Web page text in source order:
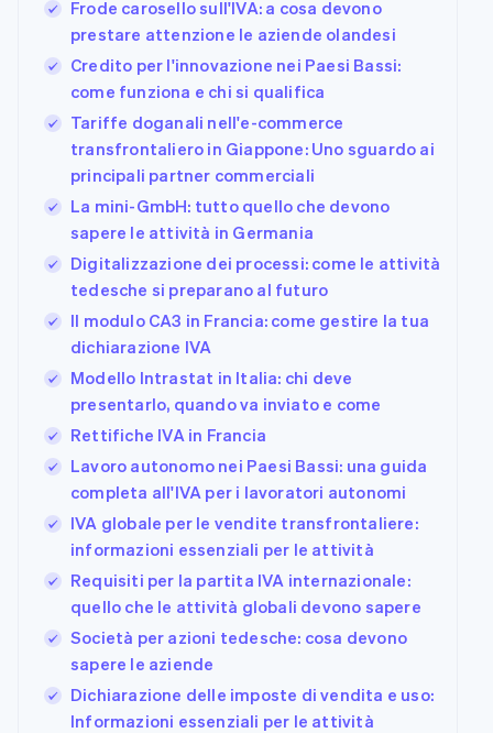
Frode carosello sull'IVA: a cosa devono
prestare attenzione le aziende olandesi
Credito per l'innovazione nei Paesi Bassi:
come funziona e chi si qualifica
Tariffe doganali nell'e-commerce
transfrontaliero in Giappone: Uno sguardo ai
principali partner commerciali
La mini-GmbH: tutto quello che devono
sapere le attività in Germania
Digitalizzazione dei processi: come le attività
tedesche si preparano al futuro
Il modulo CA3 in Francia: come gestire la tua
dichiarazione IVA
Modello Intrastat in Italia: chi deve
presentarlo, quando va inviato e come
Rettifiche IVA in Francia
Lavoro autonomo nei Paesi Bassi: una guida
completa all'IVA per i lavoratori autonomi
IVA globale per le vendite transfrontaliere:
informazioni essenziali per le attività
Requisiti per la partita IVA internazionale:
quello che le attività globali devono sapere
Società per azioni tedesche: cosa devono
sapere le aziende
Dichiarazione delle imposte di vendita e uso:
Informazioni essenziali per le attività